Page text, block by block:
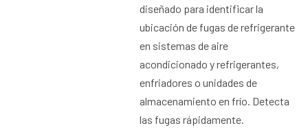
diseñado para identificar la
ubicación de fugas de refrigerante
en sistemas de aire
acondicionado y refrigerantes,
enfriadores o unidades de
almacenamiento en frío. Detecta
las fugas rápidamente.